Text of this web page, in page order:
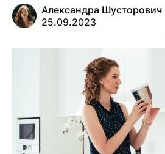
Александра Шусторович
25.09.2023